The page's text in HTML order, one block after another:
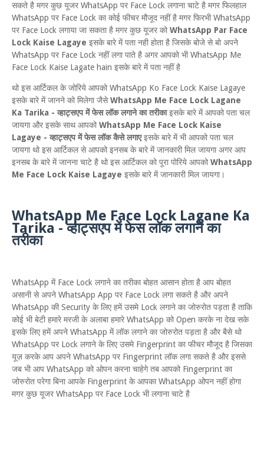
सकते है मगर कुछ यूजर WhatsApp पर Face Lock लगाना चाटे है मगर फिलहाल
WhatsApp पर Face Lock का कोई फीचर मौजूद नहीं है मगर फिरभी WhatsApp
पर Face Lock लगाया जा सकता है मगर कुछ यूजर कोWhatsApp Par Face
Lock Kaise Lagaye इसके बारे में पता नही होता है जिसके बोजे से बो अपने
WhatsApp पर Face Lock नहीं लगा पाते है अगर आपको भी WhatsApp Me
Face Lock Kaise Lagate hain इसके बारे में पता नहीं है
थो इस आर्टिकल के जोरिये आपको WhatsApp Ko Face Lock Kaise Lagaye
इसके बारे में जानने को मिलेगा जैसेWhatsApp Me Face Lock Lagane
Ka Tarika - व्हाट्सएप में फेस लॉक लगाने का तरीकाइसके बारे में आपको पता चल
जायगा और इसके साथ आपकोWhatsApp Me Face Lock Kaise
Lagaye - व्हाट्सएप में फेस लॉक कैसे लगाएइसके बारे में भी आपको पता चल
जायगा थो इस आर्टिकल से आपको इनसब के बारे में जानकारी मिल जायगा अगर आप
इनसब के बारे में जानना चाटे है थो इस आर्टिकल को पूरा पोरिये आपकोWhatsApp
Me Face Lock Kaise Lagaye इसके बारे में जानकारी मिल जायगा।
WhatsApp Me Face Lock Lagane Ka
Tarika - व्हाट्सएप में फेस लॉक लगाने का
तरीका
WhatsApp में Face Lock लगाने का तरीका बोहत आसान होता है आप बोहत
असानी से अपने WhatsApp App पर Face Lock लगा सकते है और अपने
WhatsApp की Security के लिए हमें उसमे Lock लगाने का जोरुरोत पड़ता है ताकि
कोई भी बेटी हमारे मरजी के अलाबा हमारे WhatsApp को Open करके ना देख सके
इसके लिए हमें अपने WhatsApp में लॉक लगाने का जोरुरोत पड़ता है और बैसे थो
WhatsApp पर Lock लगाने के लिए उसमे Fingerprint का फीचर मौजूद है जिसका
यूज़ करके आप अपने WhatsApp पर Fingerprint लॉक लगा सकते है और इससे
जब भी आप WhatsApp को ओपन करना चाहेगे तब आपको Fingerprint का
जोरुरोत परेगा बिना आपके Fingerprint के आपका WhatsApp ओपन नहीं होगा
मगर कुछ यूजर WhatsApp पर Face Lock भी लगाना चाटे है